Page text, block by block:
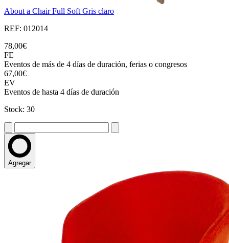
About a Chair Full Soft Gris claro
REF: 012014
78,00€
FE
Eventos de más de 4 días de duración, ferias o congresos
67,00€
EV
Eventos de hasta 4 días de duración
Stock: 30
Agregar